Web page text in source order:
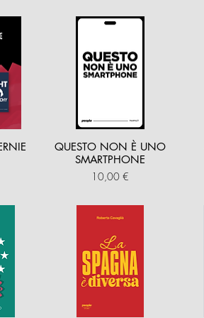
QUESTO NON È UNO
SMARTPHONE
Prezzo
10,00 €